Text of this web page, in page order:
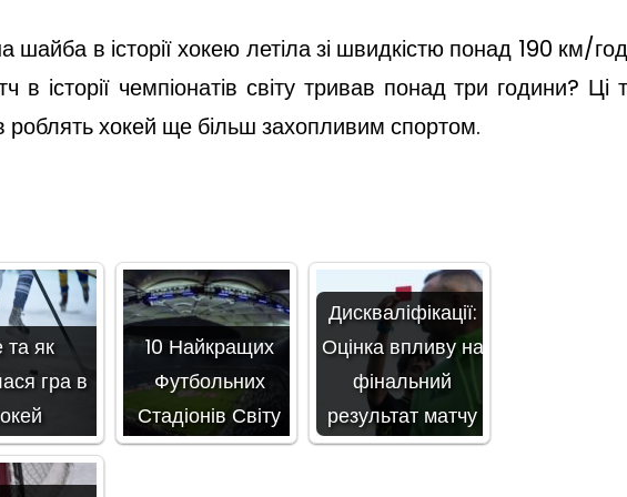
в історії хокею летіла зі швидкістю понад 190 км/
історії чемпіонатів світу тривав понад три години? Ці
роблять хокей ще більш захопливим спортом.
та як
гра в
10 Найкращих
Футбольних
Стадіонів Світу
Дискваліфікації:
Оцінка впливу на
фінальний
результат матчу